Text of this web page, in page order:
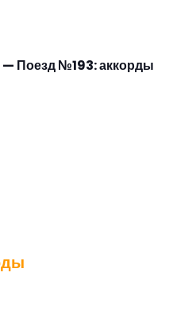
Поезд №193: аккорды